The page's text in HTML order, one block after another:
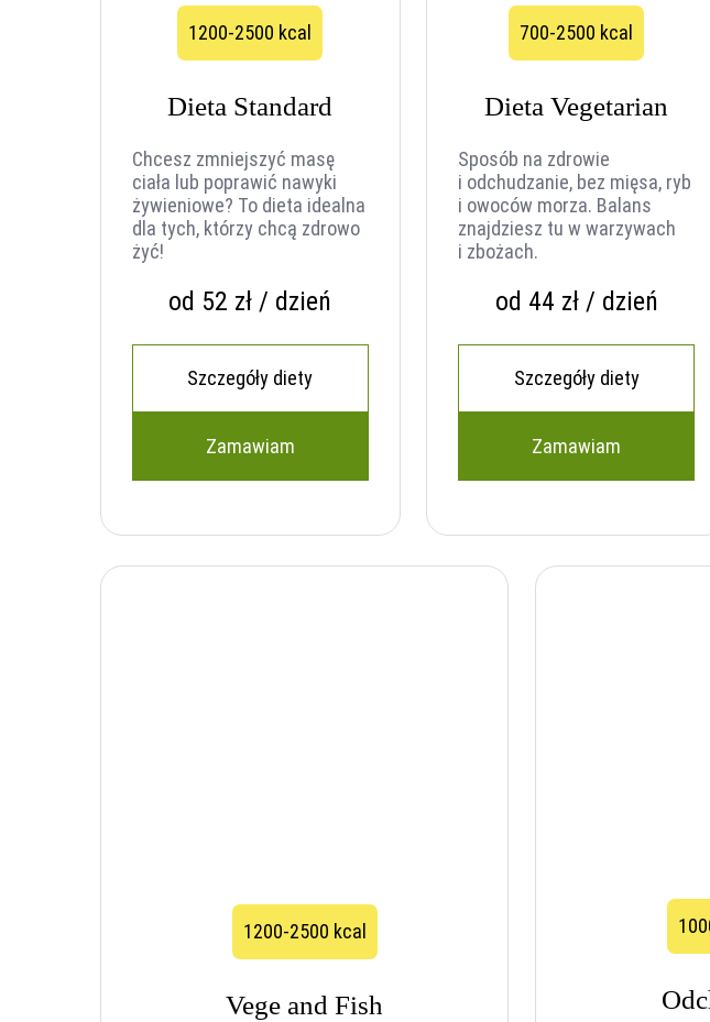
1200-2500 kcal
Dieta Standard
Chcesz zmniejszyć masę
ciała lub poprawić nawyki
żywieniowe? To dieta idealna
dla tych, którzy chcą zdrowo
żyć!
od 52 zł / dzień
Szczegóły diety
Zamawiam
700-2500 kcal
Dieta Vegetarian
Sposób na zdrowie
i odchudzanie, bez mięsa, ryb
i owoców morza. Balans
znajdziesz tu w warzywach
i zbożach.
od 44 zł / dzień
Szczegóły diety
Zamawiam
1200-2500 kcal
Vege and Fish